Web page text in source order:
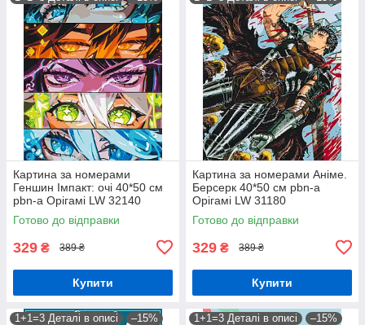
Картина за номерами
Геншин Імпакт: очі 40*50 см
pbn-a Орігамі LW 32140
Готово до відправки
329 ₴ 389 ₴
Купити
Картина за номерами Аніме.
Берсерк 40*50 см pbn-a
Орігамі LW 31180
Готово до відправки
329 ₴ 389 ₴
Купити
1+1=3 Деталі в описі –15% 1+1=3 Деталі в описі –15%